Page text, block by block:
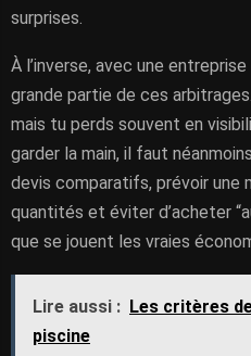
surprises.
À l’inverse, avec une
grande partie de ces
mais tu perds souvent en
garder la main, il faut
devis comparatifs, prévoir une
quantités et éviter d’acheter
que se jouent les vraies
Lire aussi : Les critères
piscine